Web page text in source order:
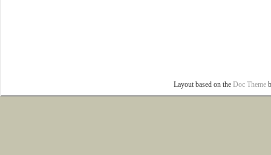
Layout based on the Doc Theme